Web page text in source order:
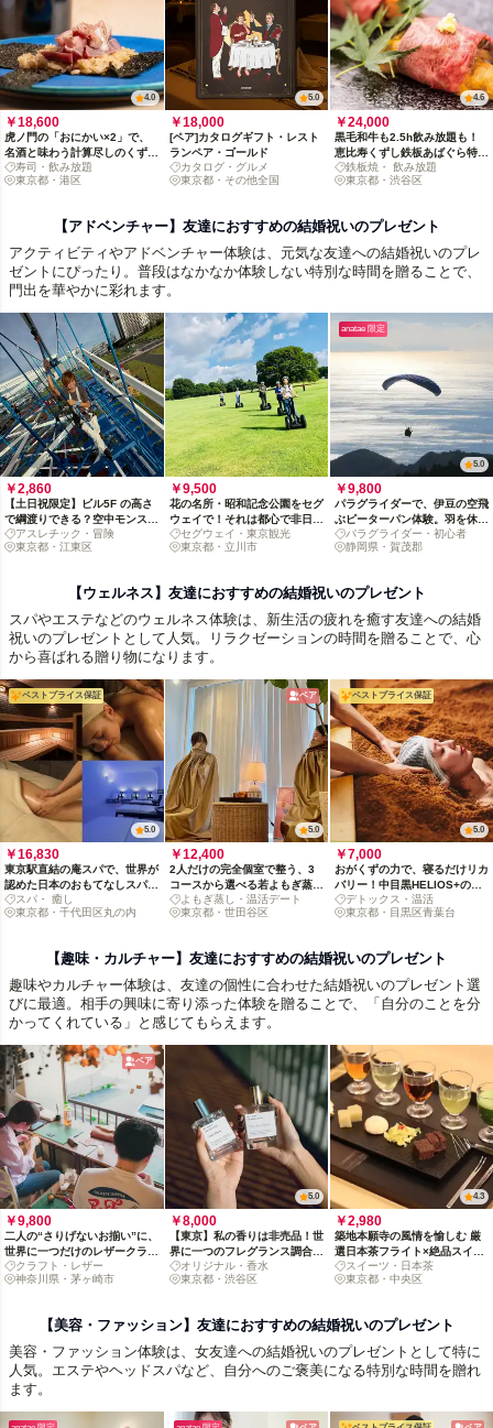
4.0
￥18,600
虎ノ門の「おにかい×2」で、
名酒と味わう計算尽しのくずし
鮨寿司・飲み放題
東京都・港区
5.0
￥18,000
[ペア]カタログギフト・レスト
ランペア・ゴールド
カタログ・グルメ
東京都・その他全国
4.6
￥24,000
黒毛和牛も2.5h飲み放題も！
恵比寿くずし鉄板あばぐら特選
ペアディナー
鉄板焼・ 飲み放題
東京都・渋谷区
【アドベンチャー】友達におすすめの結婚祝いのプレゼント
アクティビティやアドベンチャー体験は、元気な友達への結婚祝いのプレ
ゼントにぴったり。普段はなかなか体験しない特別な時間を贈ることで、
門出を華やかに彩れます。
￥2,860
【土日祝限定】ビル5F の高さ
で綱渡りできる？空中モンスタ
ージャングルへGO!
アスレチック・冒険
東京都・江東区
￥9,500
花の名所・昭和記念公園をセグ
ウェイで！それは都心で非日常
を味わう休日
セグウェイ・東京観光
東京都・立川市
anatae 限定
5.0
￥9,800
パラグライダーで、伊豆の空飛
ぶピーターパン体験。羽を休め
る温泉付き
パラグライダー・初心者
静岡県・賀茂郡
【ウェルネス】友達におすすめの結婚祝いのプレゼント
スパやエステなどのウェルネス体験は、新生活の疲れを癒す友達への結婚
祝いのプレゼントとして人気。リラクゼーションの時間を贈ることで、心
から喜ばれる贈り物になります。
ベストプライス保証
5.0
￥16,830
東京駅直結の庵スパで、世界が
認めた日本のおもてなしスパ体
験スパ・ 癒し
東京都・千代田区丸の内
ペア
5.0
￥12,400
2人だけの完全個室で整う、3
コースから選べる若よもぎ蒸し
90分よもぎ蒸し・温活デート
東京都・世田谷区
ベストプライス保証
5.0
￥7,000
おがくずの力で、寝るだけリカ
バリー！中目黒HELIOS+の酵
素浴60分
デトックス・温活
東京都・目黒区青葉台
【趣味・カルチャー】友達におすすめの結婚祝いのプレゼント
趣味やカルチャー体験は、友達の個性に合わせた結婚祝いのプレゼント選
びに最適。相手の興味に寄り添った体験を贈ることで、「自分のことを分
かってくれている」と感じてもらえます。
ペア
￥9,800
二人の“さりげないお揃い”に、
世界に一つだけのレザークラフ
トを贈り合う[ペアチケット]
クラフト・レザー
神奈川県・茅ヶ崎市
5.0
￥8,000
【東京】私の香りは非売品！世
界に一つのフレグランス調合体
験オリジナル・香水
東京都・渋谷区
4.3
￥2,980
築地本願寺の風情を愉しむ 厳
選日本茶フライト×絶品スイー
ツペアリングの贅沢時間
スイーツ・日本茶
東京都・中央区
【美容・ファッション】友達におすすめの結婚祝いのプレゼント
美容・ファッション体験は、女友達への結婚祝いのプレゼントとして特に
人気。エステやヘッドスパなど、自分へのご褒美になる特別な時間を贈れ
ます。